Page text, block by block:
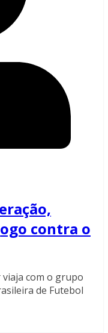
contra o
viaja com o grupo
de Futebol